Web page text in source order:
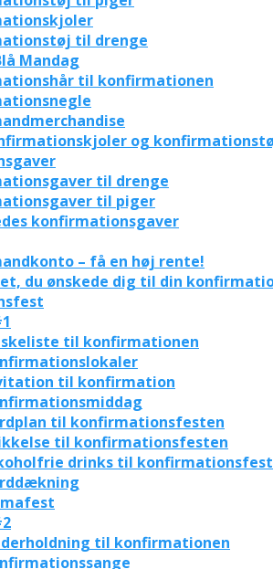
til drenge
Mandag
til konfirmationen
og
til drenge
til piger
konfirmationsgaver
– få en høj rente!
du ønskede dig til din
til konfirmationen
til konfirmation
til konfirmationsfesten
til konfirmationsfesten
drinks til
til konfirmationen